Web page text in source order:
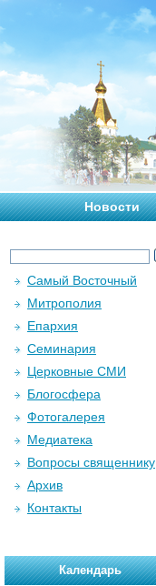
Новости
Самый Восточный
Митрополия
Епархия
Семинария
Церковные СМИ
Блогосфера
Фотогалерея
Медиатека
Вопросы священнику
Архив
Контакты
Календарь